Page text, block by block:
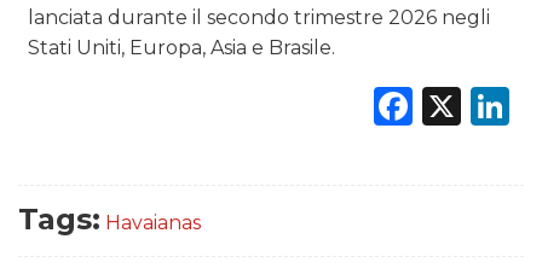
lanciata durante il secondo trimestre 2026 negli
Stati Uniti, Europa, Asia e Brasile.
X
Tags: Havaianas